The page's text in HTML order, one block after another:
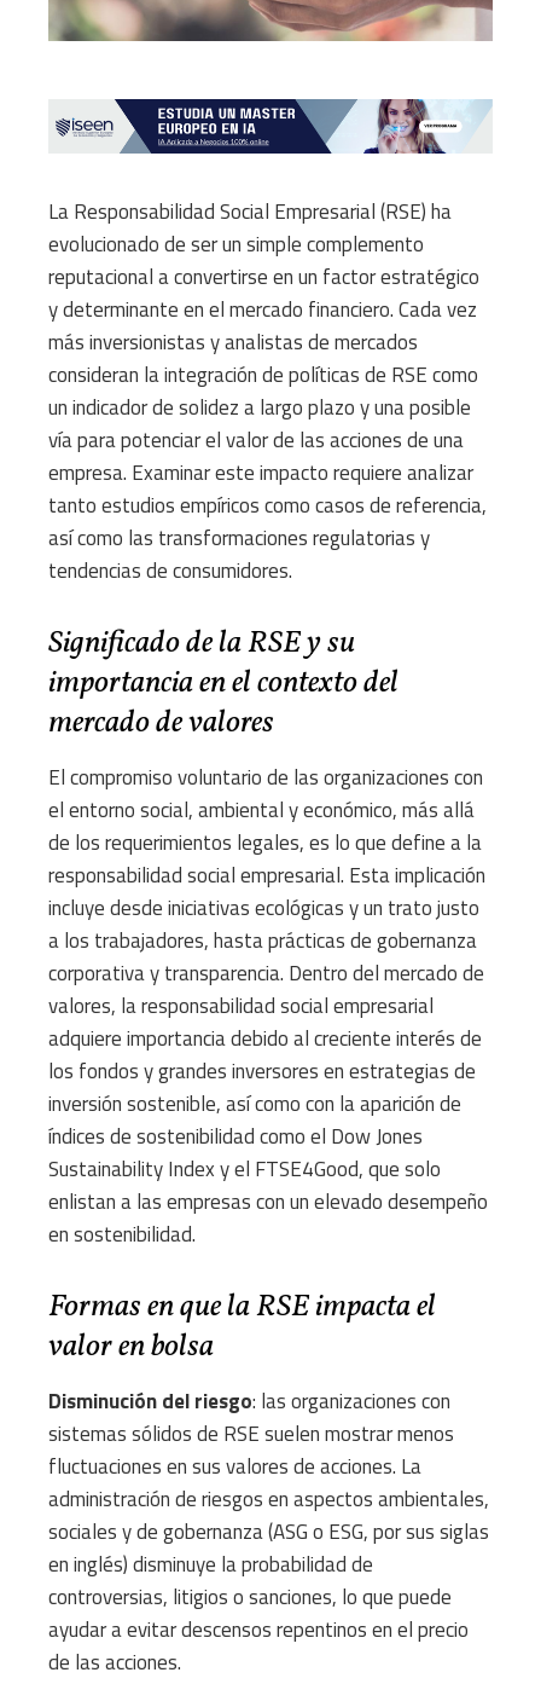
La Responsabilidad Social Empresarial (RSE) ha
evolucionado de ser un simple complemento
reputacional a convertirse en un factor estratégico
y determinante en el mercado financiero. Cada vez
más inversionistas y analistas de mercados
consideran la integración de políticas de RSE como
un indicador de solidez a largo plazo y una posible
vía para potenciar el valor de las acciones de una
empresa. Examinar este impacto requiere analizar
tanto estudios empíricos como casos de referencia,
así como las transformaciones regulatorias y
tendencias de consumidores.
Significado de la RSE y su
importancia en el contexto del
mercado de valores
El compromiso voluntario de las organizaciones con
el entorno social, ambiental y económico, más allá
de los requerimientos legales, es lo que define a la
responsabilidad social empresarial. Esta implicación
incluye desde iniciativas ecológicas y un trato justo
a los trabajadores, hasta prácticas de gobernanza
corporativa y transparencia. Dentro del mercado de
valores, la responsabilidad social empresarial
adquiere importancia debido al creciente interés de
los fondos y grandes inversores en estrategias de
inversión sostenible, así como con la aparición de
índices de sostenibilidad como el Dow Jones
Sustainability Index y el FTSE4Good, que solo
enlistan a las empresas con un elevado desempeño
en sostenibilidad.
Formas en que la RSE impacta el
valor en bolsa
Disminución del riesgo: las organizaciones con
sistemas sólidos de RSE suelen mostrar menos
fluctuaciones en sus valores de acciones. La
administración de riesgos en aspectos ambientales,
sociales y de gobernanza (ASG o ESG, por sus siglas
en inglés) disminuye la probabilidad de
controversias, litigios o sanciones, lo que puede
ayudar a evitar descensos repentinos en el precio
de las acciones.